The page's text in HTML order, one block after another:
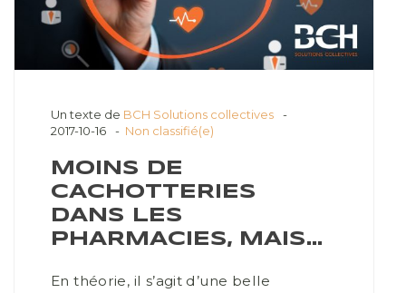
Un texte de BCH Solutions collectives
2017-10-16
Non classifié(e)
MOINS DE
CACHOTTERIES
DANS LES
PHARMACIES, MAIS…
En théorie, il s’agit d’une belle